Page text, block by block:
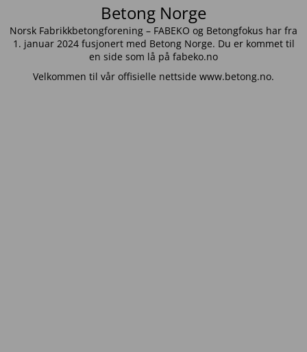
Betong Norge
Norsk Fabrikkbetongforening – FABEKO og Betongfokus har fra
1. januar 2024 fusjonert med Betong Norge. Du er kommet til
en side som lå på fabeko.no
Velkommen til vår offisielle nettside www.betong.no.